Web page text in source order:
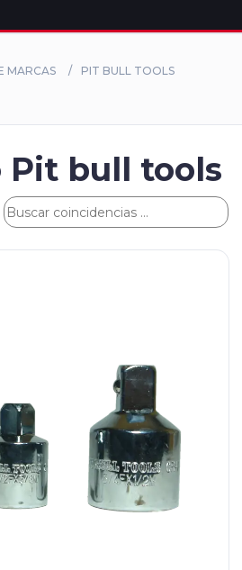
MARCAS
PIT BULL TOOLS
Pit bull tools